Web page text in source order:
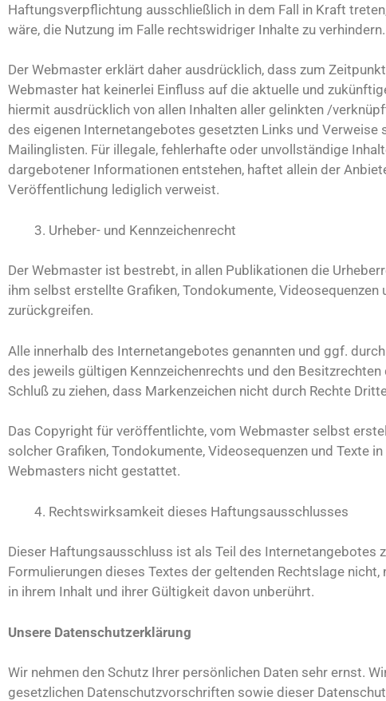
Haftungsverpflichtung ausschließlich in dem Fall in Kraft
wäre, die Nutzung im Falle rechtswidriger Inhalte zu verhindern.
Der Webmaster erklärt daher ausdrücklich, dass zum
Webmaster hat keinerlei Einfluss auf die aktuelle und
hiermit ausdrücklich von allen Inhalten aller gelinkten /
des eigenen Internetangebotes gesetzten Links und
Mailinglisten. Für illegale, fehlerhafte oder unvollständige
dargebotener Informationen entstehen, haftet allein der
Veröffentlichung lediglich verweist.
Urheber- und Kennzeichenrecht
Der Webmaster ist bestrebt, in allen Publikationen die
ihm selbst erstellte Grafiken, Tondokumente,
zurückgreifen.
Alle innerhalb des Internetangebotes genannten und ggf.
des jeweils gültigen Kennzeichenrechts und den
Schluß zu ziehen, dass Markenzeichen nicht durch Rechte
Das Copyright für veröffentlichte, vom Webmaster selbst
solcher Grafiken, Tondokumente, Videosequenzen und
Webmasters nicht gestattet.
Rechtswirksamkeit dieses Haftungsausschlusses
Dieser Haftungsausschluss ist als Teil des Internetangebotes
Formulierungen dieses Textes der geltenden Rechtslage
in ihrem Inhalt und ihrer Gültigkeit davon unberührt.
Unsere Datenschutzerklärung
Wir nehmen den Schutz Ihrer persönlichen Daten sehr ernst.
gesetzlichen Datenschutzvorschriften sowie dieser